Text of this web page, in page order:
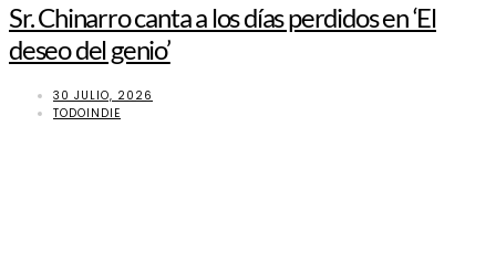
Sr. Chinarro canta a los días perdidos en ‘El
deseo del genio’
30 JULIO, 2026
TODOINDIE